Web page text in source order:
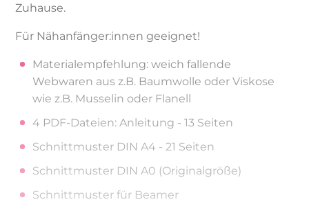
Zuhause.
Für Nähanfänger:innen geeignet!
Materialempfehlung: weich fallende
Webwaren aus z.B. Baumwolle oder Viskose
wie z.B. Musselin oder Flanell
4 PDF-Dateien: Anleitung - 13 Seiten
Schnittmuster DIN A4 - 21 Seiten
Schnittmuster DIN A0 (Originalgröße)
Schnittmuster für Beamer